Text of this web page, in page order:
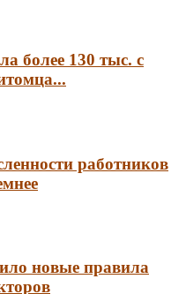
более 130 тыс. с
работников
новые правила